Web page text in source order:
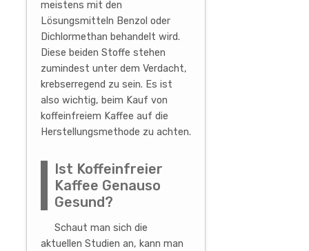
meistens mit den
Lösungsmitteln Benzol oder
Dichlormethan behandelt wird.
Diese beiden Stoffe stehen
zumindest unter dem Verdacht,
krebserregend zu sein. Es ist
also wichtig, beim Kauf von
koffeinfreiem Kaffee auf die
Herstellungsmethode zu achten.
Ist Koffeinfreier
Kaffee Genauso
Gesund?
Schaut man sich die
aktuellen Studien an, kann man